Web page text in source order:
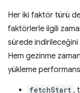
Her iki faktör türü
faktörlerle ilgili
sürede
Hem gezinme
yükleme
fetchStart ,